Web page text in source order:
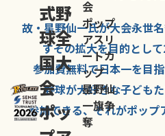
式野
球全
国大
会
ポッ
会
ポップ
アスリ
ートカ
ップ
星野仙
一旗争
奪
故・星野仙一氏が大会永世
すその拡大を目的として
参加費無料で日本一を目
野球が大好きな子ども
参加できる、それがポップ